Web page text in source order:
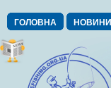
ГОЛОВНА НОВИНИ